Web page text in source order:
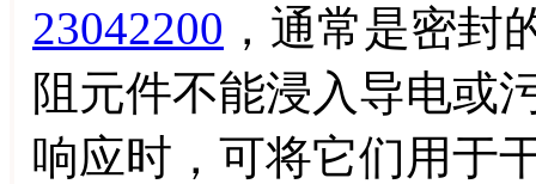
23042200 ，通常是密封
阻元件不能浸入导电或
响应时，可将它们用于